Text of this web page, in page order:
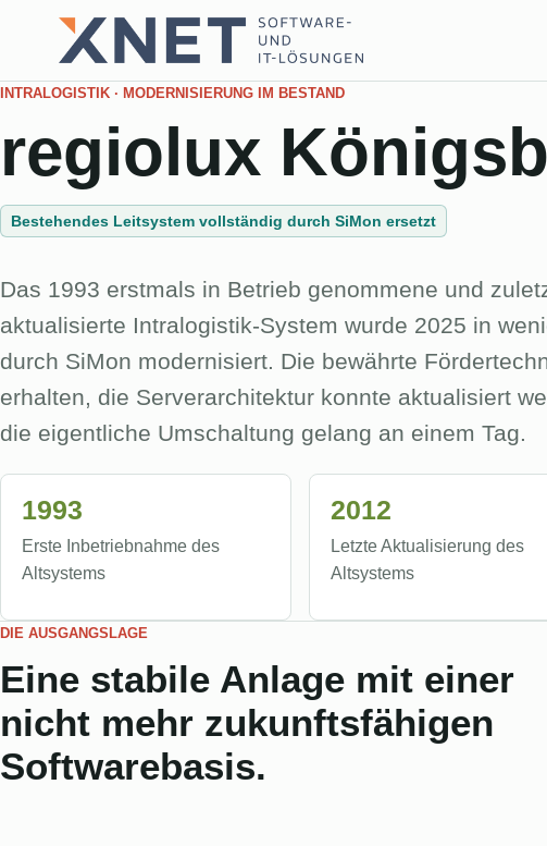
INTRALOGISTIK · MODERNISIERUNG IM BESTAND
regiolux
Bestehendes Leitsystem vollständig durch SiMon ersetzt
Das 1993 erstmals in Betrieb genommene und
aktualisierte Intralogistik-System wurde 2025 in
durch SiMon modernisiert. Die bewährte
erhalten, die Serverarchitektur konnte aktualisiert
die eigentliche Umschaltung gelang an einem Tag.
1993
Erste Inbetriebnahme des
Altsystems
2012
Letzte Aktualisierung des
Altsystems
DIE AUSGANGSLAGE
Eine stabile Anlage mit einer
nicht mehr zukunftsfähigen
Softwarebasis.